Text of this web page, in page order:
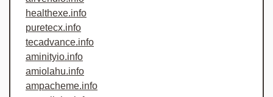
healthexe.info
puretecx.info
tecadvance.info
aminityio.info
amiolahu.info
ampacheme.info